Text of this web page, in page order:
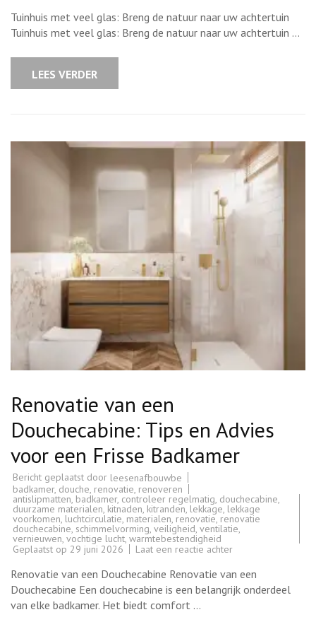
tuinhuis
met
veel
glas:
Tuinhuis met veel glas: Breng de natuur naar uw achtertuin
Tuinhuis met veel glas: Breng de natuur naar uw achtertuin …
LEES VERDER
Renovatie van een
Douchecabine: Tips en Advies
voor een Frisse Badkamer
Bericht geplaatst door leesenafbouwbe
badkamer, douche, renovatie, renoveren
antislipmatten, badkamer, controleer regelmatig, douchecabine,
duurzame materialen, kitnaden, kitranden, lekkage, lekkage
voorkomen, luchtcirculatie, materialen, renovatie, renovatie
douchecabine, schimmelvorming, veiligheid, ventilatie,
vernieuwen, vochtige lucht, warmtebestendigheid
Geplaatst op 29 juni 2026 Laat een reactie achterop
een
Douchecabine:
Tips
Renovatie van een Douchecabine Renovatie van een
Douchecabine Een douchecabine is een belangrijk onderdeel
van elke badkamer. Het biedt comfort …